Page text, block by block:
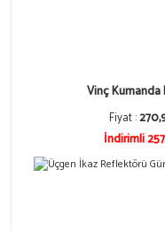
Vinç Kumanda
Fiyat :
İndirimli